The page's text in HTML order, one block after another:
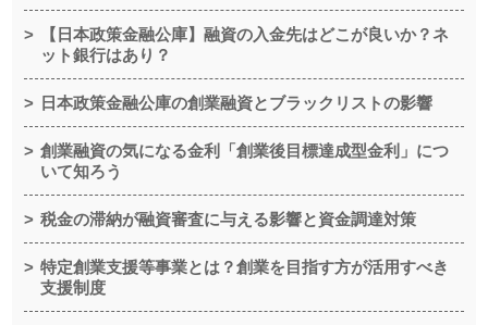
【日本政策金融公庫】融資の入金先はどこが良いか？ネ
ット銀行はあり？
日本政策金融公庫の創業融資とブラックリストの影響
創業融資の気になる金利「創業後目標達成型金利」につ
いて知ろう
税金の滞納が融資審査に与える影響と資金調達対策
特定創業支援等事業とは？創業を目指す方が活用すべき
支援制度